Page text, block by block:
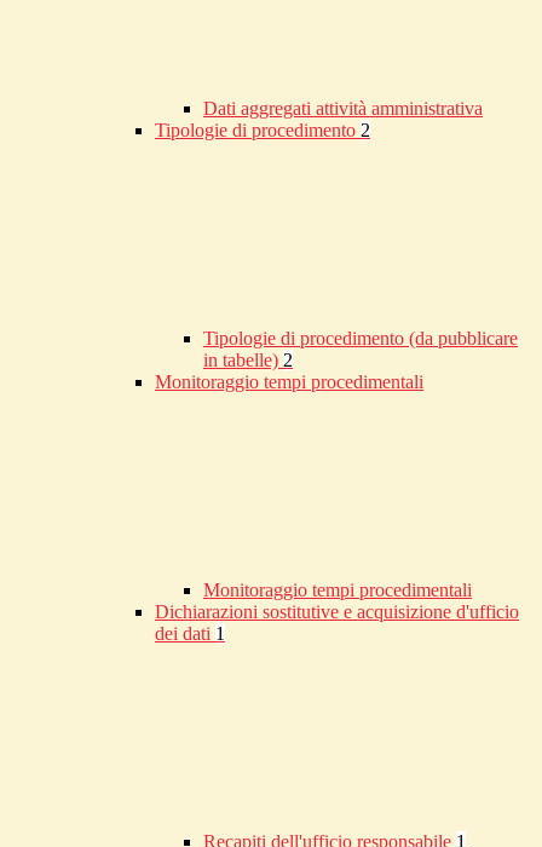
Dati aggregati attività amministrativa
Tipologie di procedimento 2
Tipologie di procedimento (da pubblicare
in tabelle) 2
Monitoraggio tempi procedimentali
Monitoraggio tempi procedimentali
Dichiarazioni sostitutive e acquisizione d'ufficio
dei dati 1
Recapiti dell'ufficio responsabile 1